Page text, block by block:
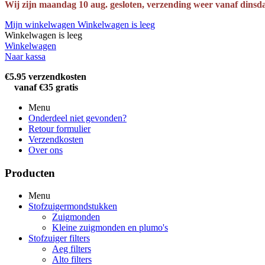
Wij zijn maandag 10 aug. gesloten, verzending weer vanaf
Mijn winkelwagen Winkelwagen is leeg
Winkelwagen is leeg
Winkelwagen
Naar kassa
€5.95 verzendkosten
vanaf €35 gratis
Menu
Onderdeel niet gevonden?
Retour formulier
Verzendkosten
Over ons
Producten
Menu
Stofzuigermondstukken
Zuigmonden
Kleine zuigmonden en plumo's
Stofzuiger filters
Aeg filters
Alto filters​